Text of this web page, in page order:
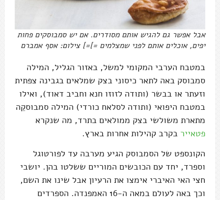
אבל אפשר גם להגיש אותם מסודרים. אם יש סמבוסקים פחות
יפים, אוכלים אותם לפני שמצלמים =]=] צילום: אסף אמברם
במטבח הערבי המקומי למשל, באזור הגליל, המילה
סמבוסק באה לתאר כיסוני בצק שמלאים בגבינה צפתית
וזעתר או בבשר (ותודה לזוזו חנא וחביב דאוד), ואילו
במטבח היפואי (ותודה לסלאח כורדי) המילה סמבוסקֵה
מתארת משולשי בצק ממולאים בתרד, מה שנקרא
פטאייר בקרב קהילות אחרות בארץ.
הקונספט של הסמבוסק הגיע מערבה עד לפורטוגל
וספרד, יחד עם הכובשים המוריים ששלטו בהן. יושבי
חצי האי האיברי אימצו את הרעיון אבל שינו את השם,
וכך באה לעולם במאה ה-16 האמפנדה. הספרדים